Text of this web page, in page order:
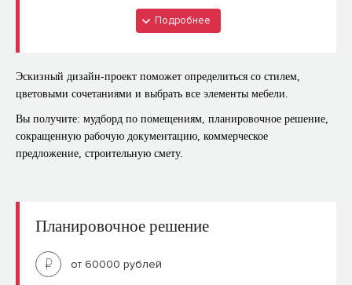
План групп света
План розеток и выключателей
План теплых полов
Развертка стен по всем помещениям
Необходимые узлы и сечения по всем планам.
Строительная смета
Подробнее
Обмерный план
вариантов)
План демонтажа
План потолка
Эскизный дизайн-проект поможет определиться со стилем,
цветовыми сочетаниями и выбрать все элементы мебели.
Вы получите: мудборд по помещениям, планировочное решение,
сокращенную рабочую документацию, коммерческое
предложение, строительную смету.
Планировочное решение
от 60000 рублей